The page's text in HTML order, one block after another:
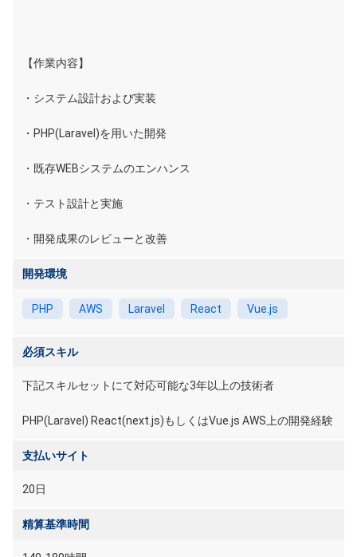
【作業内容】
・システム設計および実装
・PHP(Laravel)を用いた開発
・既存WEBシステムのエンハンス
・テスト設計と実施
・開発成果のレビューと改善
開発環境
PHP AWS Laravel React Vue.js
必須スキル
下記スキルセットにて対応可能な3年以上の技術者
PHP(Laravel) React(next.js)もしくはVue.js AWS上の開発経験
支払いサイト
20日
精算基準時間